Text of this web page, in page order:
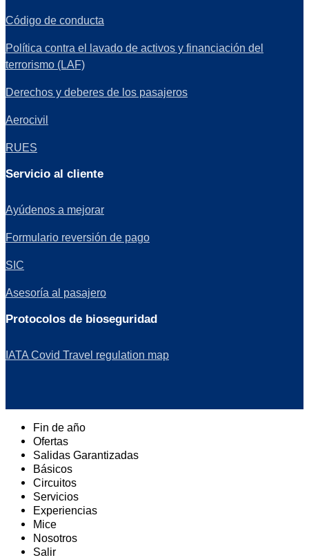
Código de conducta
Política contra el lavado de activos y financiación del
terrorismo (LAF)
Derechos y deberes de los pasajeros
Aerocivil
RUES
Servicio al cliente
Ayúdenos a mejorar
Formulario reversión de pago
SIC
Asesoría al pasajero
Protocolos de bioseguridad
IATA Covid Travel regulation map
Fin de año
Ofertas
Salidas Garantizadas
Básicos
Circuitos
Servicios
Experiencias
Mice
Nosotros
Salir